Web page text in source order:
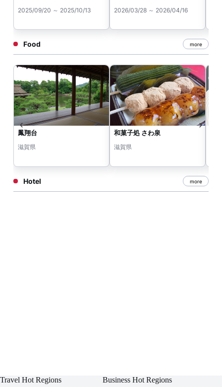
2025/09/20 ～ 2025/10/13 2026/03/28 ～ 2026/04/16
Food more
鳳翔台
滋賀県
和菓子処 さわ泉
滋賀県
Hotel more
Travel Hot Regions Business Hot Regions